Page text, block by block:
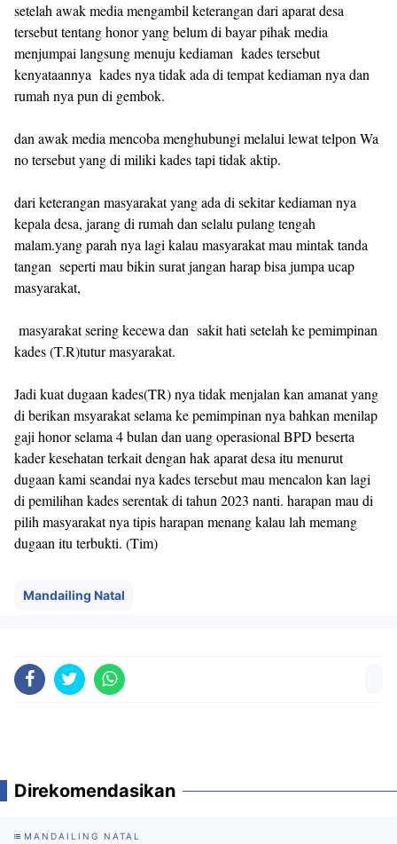
setelah awak media mengambil keterangan dari aparat desa
tersebut tentang honor yang belum di bayar pihak media
menjumpai langsung menuju kediaman kades tersebut
kenyataannya kades nya tidak ada di tempat kediaman nya dan
rumah nya pun di gembok.
dan awak media mencoba menghubungi melalui lewat telpon Wa
no tersebut yang di miliki kades tapi tidak aktip.
dari keterangan masyarakat yang ada di sekitar kediaman nya
kepala desa, jarang di rumah dan selalu pulang tengah
malam.yang parah nya lagi kalau masyarakat mau mintak tanda
tangan seperti mau bikin surat jangan harap bisa jumpa ucap
masyarakat,
masyarakat sering kecewa dan sakit hati setelah ke pemimpinan
kades (T.R)tutur masyarakat.
Jadi kuat dugaan kades(TR) nya tidak menjalan kan amanat yang
di berikan msyarakat selama ke pemimpinan nya bahkan menilap
gaji honor selama 4 bulan dan uang operasional BPD beserta
kader kesehatan terkait dengan hak aparat desa itu menurut
dugaan kami seandai nya kades tersebut mau mencalon kan lagi
di pemilihan kades serentak di tahun 2023 nanti. harapan mau di
pilih masyarakat nya tipis harapan menang kalau lah memang
dugaan itu terbukti. (Tim)
Mandailing Natal
Direkomendasikan
MANDAILING NATAL